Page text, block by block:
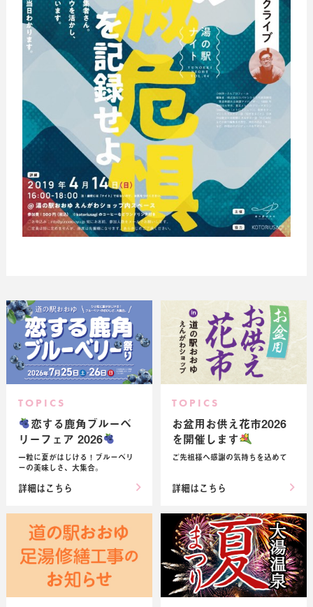
TOPICS
恋する鹿角ブルーベ
リーフェア 2026
一粒に夏がはじける！ブルーベリ
ーの美味しさ、大集合。
詳細はこちら
TOPICS
お盆用お供え花市2026
を開催します
ご先祖様へ感謝の気持ちを込めて
詳細はこちら